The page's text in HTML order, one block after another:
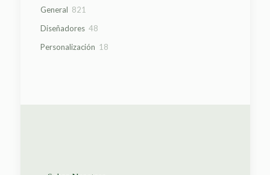
General 821
Diseñadores 4848
Personalización 1818